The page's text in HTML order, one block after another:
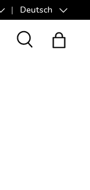
SpracheDeutsch
Suche